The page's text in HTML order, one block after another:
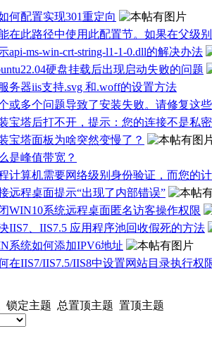
何配置实现301重定向
在此路径中使用此配置节。如果在父级
api-ms-win-crt-string-l1-1-0.dll的解决办法
硬盘挂载后出现启动失败的问题
务器iis支持.svg 和.woff的设置方法
或多个问题导致了安装失败。请修复这些
宝塔后打不开，提示：您的连接不是私
宝塔面板为啥突然变慢了？
是峰值带宽？
计算机需要网络级别身份验证，而您的
远程桌面提示“出现了内部错误”
WIN10系统远程桌面匿名访客操作权限
IIS7、IIS7.5 应用程序池回收假死的方法
系统如何添加IPV6地址
在IIS7/IIS7.5/IIS8中设置网站目录执行权
锁定主题 总置顶主题 置顶主题